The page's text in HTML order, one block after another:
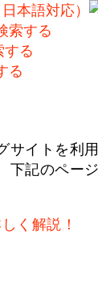
本語対応）
索する
する
る
サイトを利
下記のペー
く解説！